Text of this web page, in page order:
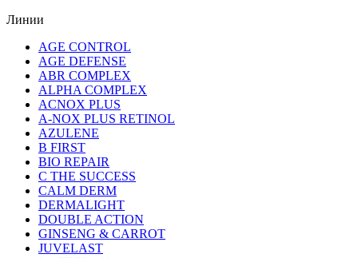
Линии
AGE CONTROL
AGE DEFENSE
ABR COMPLEX
ALPHA COMPLEX
ACNOX PLUS
A-NOX PLUS RETINOL
AZULENE
B FIRST
BIO REPAIR
C THE SUCCESS
CALM DERM
DERMALIGHT
DOUBLE ACTION
GINSENG & CARROT
JUVELAST